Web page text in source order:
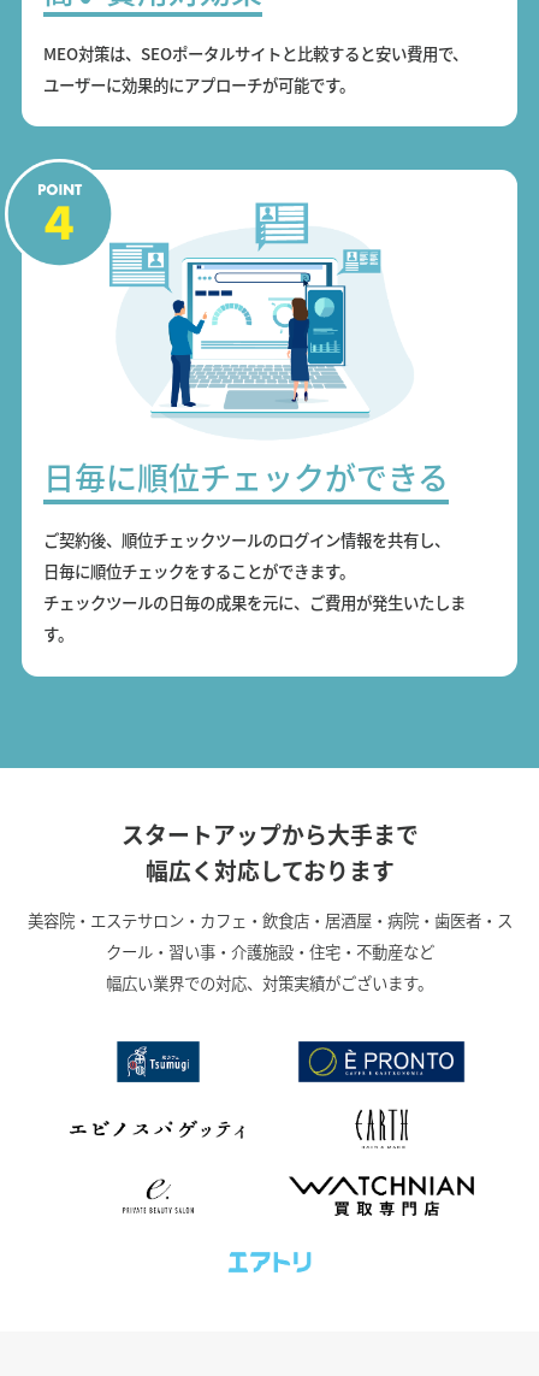
MEO対策は、SEOポータルサイトと比較すると安い費用で、
ユーザーに効果的にアプローチが可能です。
日毎に順位チェックができる
ご契約後、順位チェックツールのログイン情報を共有し、
日毎に順位チェックをすることができます。
チェックツールの日毎の成果を元に、ご費用が発生いたしま
す。
スタートアップから大手まで
幅広く対応しております
美容院・エステサロン・カフェ・飲食店・居酒屋・病院・歯医者・ス
クール・習い事・介護施設・住宅・不動産など
幅広い業界での対応、対策実績がございます。